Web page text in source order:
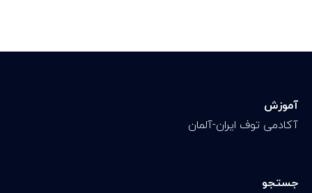
آموزش
آکادمی توف ایران-آلمان
جستجو